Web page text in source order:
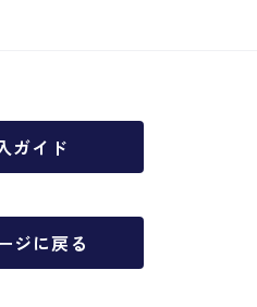
ガイド
ジに戻る